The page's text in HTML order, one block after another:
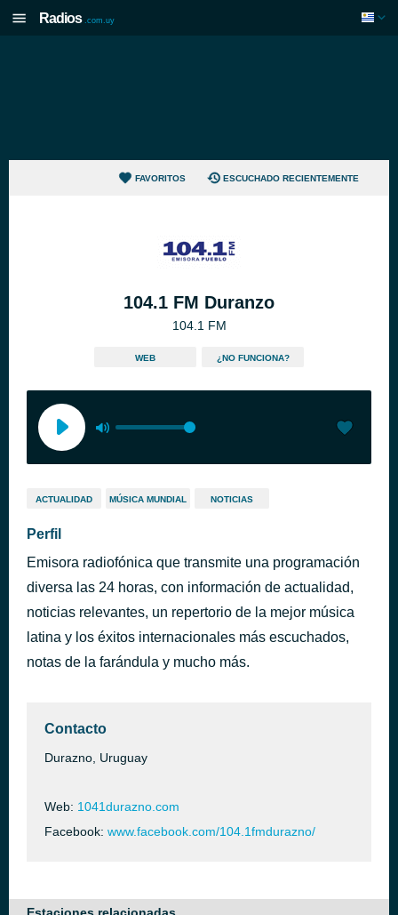
Radios .com.uy
FAVORITOS ESCUCHADO RECIENTEMENTE
104.1 FM Duranzo
104.1 FM
WEB ¿NO FUNCIONA?
ACTUALIDAD MÚSICA MUNDIAL NOTICIAS
Perfil
Emisora radiofónica que transmite una programación
diversa las 24 horas, con información de actualidad,
noticias relevantes, un repertorio de la mejor música
latina y los éxitos internacionales más escuchados,
notas de la farándula y mucho más.
Contacto
Durazno, Uruguay
Web: 1041durazno.com
Facebook: www.facebook.com/104.1fmdurazno/